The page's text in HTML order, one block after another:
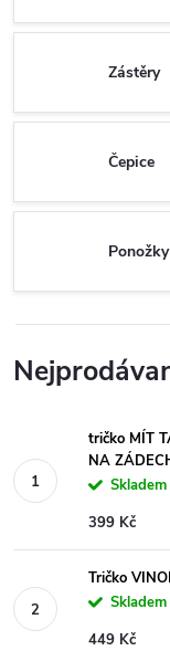
Zástěry
Čepice
Ponožky
tričko MÍT
NA
Skladem
399 Kč
Tričko
Skladem
449 Kč